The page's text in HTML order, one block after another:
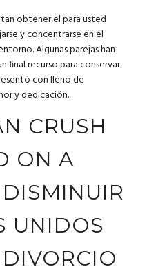
obtener el para usted
y concentrarse en el
Algunas parejas han
final recurso para conservar
con lleno de
y dedicación.
CRUSH
ON A
UNIDOS